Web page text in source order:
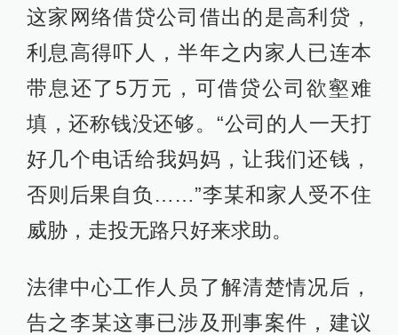
这家网络借贷公司借出的是高利贷，
利息高得吓人，半年之内家人已连本
带息还了5万元，可借贷公司欲壑难
填，还称钱没还够。“公司的人一天打
好几个电话给我妈妈，让我们还钱，
否则后果自负……”李某和家人受不住
威胁，走投无路只好来求助。
法律中心工作人员了解清楚情况后，
告之李某这事已涉及刑事案件，建议